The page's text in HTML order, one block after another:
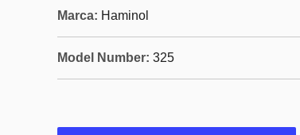
Marca: Haminol
Model Number: 325